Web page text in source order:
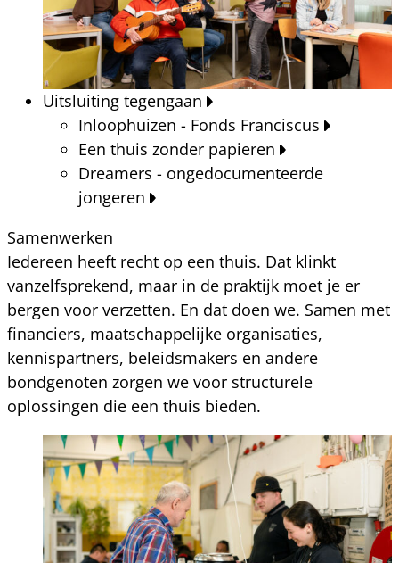
Uitsluiting tegengaan
Inloophuizen - Fonds Franciscus
Een thuis zonder papieren
Dreamers - ongedocumenteerde
jongeren
Samenwerken
Iedereen heeft recht op een thuis. Dat klinkt
vanzelfsprekend, maar in de praktijk moet je er
bergen voor verzetten. En dat doen we. Samen met
financiers, maatschappelijke organisaties,
kennispartners, beleidsmakers en andere
bondgenoten zorgen we voor structurele
oplossingen die een thuis bieden.